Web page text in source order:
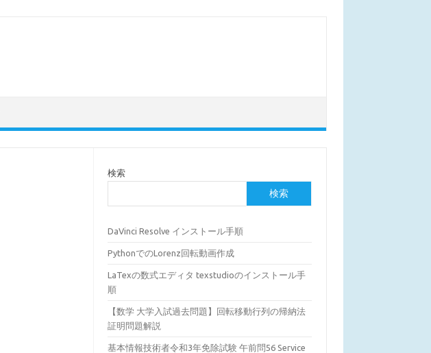
検索
検索
DaVinci Resolve インストール手順
PythonでのLorenz回転動画作成
LaTexの数式エディタ texstudioのインストール手
順
【数学 大学入試過去問題】回転移動行列の帰納法
証明問題解説
基本情報技術者令和3年免除試験 午前問56 Service